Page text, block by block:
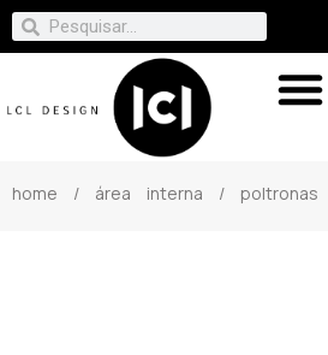
home / área interna / poltronas